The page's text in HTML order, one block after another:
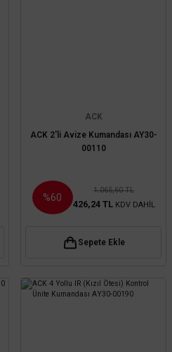
ACK
ACK 2'li Avize Kumandası AY30-
00110
%60
1.065,60 TL
426,24 TL KDV DAHİL
Sepete Ekle